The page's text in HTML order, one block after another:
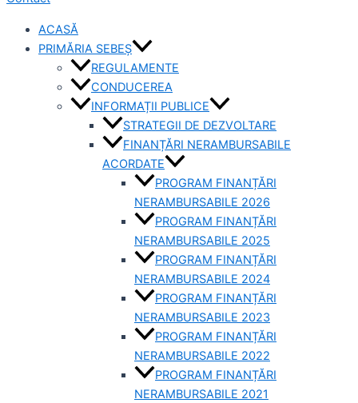
ACASĂ
PRIMĂRIA SEBEȘ
REGULAMENTE
CONDUCEREA
INFORMAȚII PUBLICE
STRATEGII DE DEZVOLTARE
FINANȚĂRI NERAMBURSABILE
ACORDATE
PROGRAM FINANȚĂRI
NERAMBURSABILE 2026
PROGRAM FINANȚĂRI
NERAMBURSABILE 2025
PROGRAM FINANȚĂRI
NERAMBURSABILE 2024
PROGRAM FINANȚĂRI
NERAMBURSABILE 2023
PROGRAM FINANȚĂRI
NERAMBURSABILE 2022
PROGRAM FINANȚĂRI
NERAMBURSABILE 2021